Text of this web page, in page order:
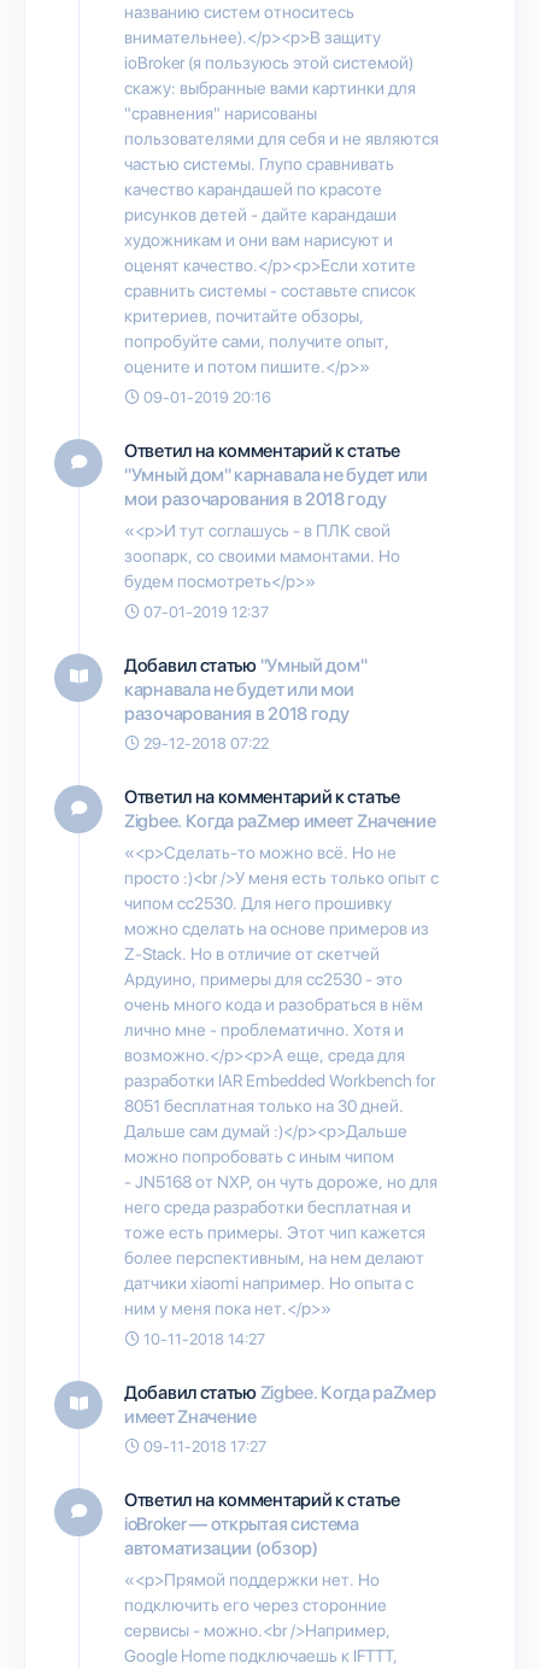
названию систем относитесь
внимательнее).</p><p>В защиту
ioBroker (я пользуюсь этой системой)
скажу: выбранные вами картинки для
"сравнения" нарисованы
пользователями для себя и не являются
частью системы. Глупо сравнивать
качество карандашей по красоте
рисунков детей - дайте карандаши
художникам и они вам нарисуют и
оценят качество.</p><p>Если хотите
сравнить системы - составьте список
критериев, почитайте обзоры,
попробуйте сами, получите опыт,
оцените и потом пишите.</p>»
09-01-2019 20:16
Ответил на комментарий к статье
"Умный дом" карнавала не будет или
мои разочарования в 2018 году
«<p>И тут соглашусь - в ПЛК свой
зоопарк, со своими мамонтами. Но
будем посмотреть</p>»
07-01-2019 12:37
Добавил статью "Умный дом"
карнавала не будет или мои
разочарования в 2018 году
29-12-2018 07:22
Ответил на комментарий к статье
Zigbee. Когда раZмер имеет Zначение
«<p>Сделать-то можно всё. Но не
просто :)<br />У меня есть только опыт с
чипом cc2530. Для него прошивку
можно сделать на основе примеров из
Z-Stack. Но в отличие от скетчей
Ардуино, примеры для cc2530 - это
очень много кода и разобраться в нём
лично мне - проблематично. Хотя и
возможно.</p><p>А еще, среда для
разработки IAR Embedded Workbench for
8051 бесплатная только на 30 дней.
Дальше сам думай :)</p><p>Дальше
можно попробовать с иным чипом
- JN5168 от NXP, он чуть дороже, но для
него среда разработки бесплатная и
тоже есть примеры. Этот чип кажется
более перспективным, на нем делают
датчики xiaomi например. Но опыта с
ним у меня пока нет.</p>»
10-11-2018 14:27
Добавил статью Zigbee. Когда раZмер
имеет Zначение
09-11-2018 17:27
Ответил на комментарий к статье
ioBroker — открытая система
автоматизации (обзор)
«<p>Прямой поддержки нет. Но
подключить его через сторонние
сервисы - можно.<br />Например,
Google Home подключаешь к IFTTT,